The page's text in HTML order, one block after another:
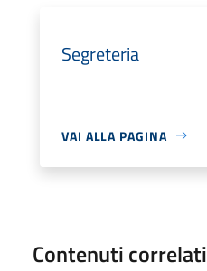
Segreteria
VAI ALLA PAGINA
Contenuti correlati